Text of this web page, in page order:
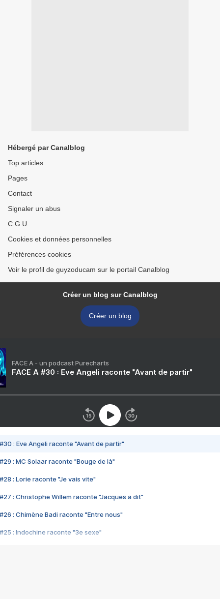
Hébergé par Canalblog
Top articles
Pages
Contact
Signaler un abus
C.G.U.
Cookies et données personnelles
Préférences cookies
Voir le profil de guyzoducam sur le portail Canalblog
Créer un blog sur Canalblog
Créer un blog
FACE A - un podcast Purecharts
FACE A #30 : Eve Angeli raconte "Avant de partir"
#30 : Eve Angeli raconte "Avant de partir"
#29 : MC Solaar raconte "Bouge de là"
#28 : Lorie raconte "Je vais vite"
#27 : Christophe Willem raconte "Jacques a dit"
#26 : Chimène Badi raconte "Entre nous"
#25 : Indochine raconte "3e sexe"